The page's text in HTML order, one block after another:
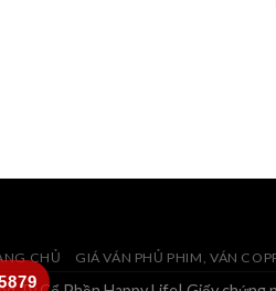
CHỦ GIÁ VÁN PHỦ PHIM, VÁN